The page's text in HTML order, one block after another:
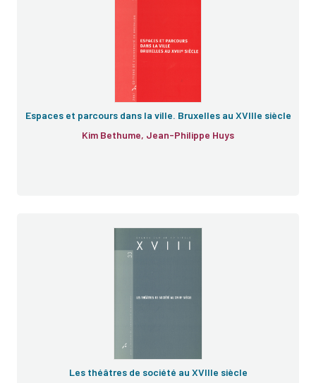
Espaces et parcours dans la ville. Bruxelles au XVIIIe siècle
Kim Bethume, Jean-Philippe Huys
Les théâtres de société au XVIIIe siècle